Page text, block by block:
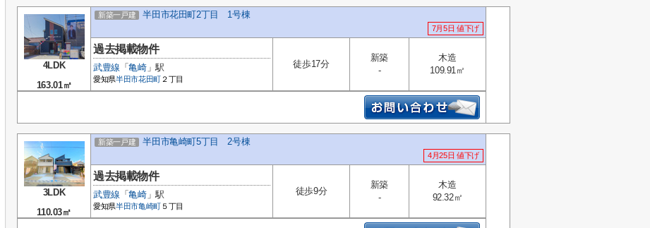
4LDK
163.01㎡
新築一戸建 半田市花田町2丁目 1号棟
7月5日 値下げ
過去掲載物件
武豊線 「亀崎」駅
愛知県半田市花田町 ２丁目
徒歩17分
新築
-
木造
109.91㎡
3LDK
110.03㎡
新築一戸建 半田市亀崎町5丁目 2号棟
4月25日 値下げ
過去掲載物件
武豊線 「亀崎」駅
愛知県半田市亀崎町 ５丁目
徒歩9分
新築
-
木造
92.32㎡